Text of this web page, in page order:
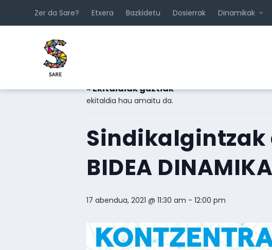
Zer da Sare? Etxera Bazkidetu Dosierrak Dinamikak
« Ekitaldiak guztiak
ekitaldia hau amaitu da.
Sindikalgintzak
BIDEA
17 abendua, 2021 @ 11:30 am - 12:00 pm